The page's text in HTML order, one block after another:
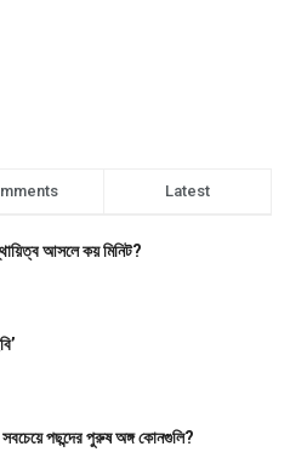
Latest
আসলে কয় মিনিট?
সবচেয়ে পছন্দের পুরুষ অঙ্গ কোনগুলি?